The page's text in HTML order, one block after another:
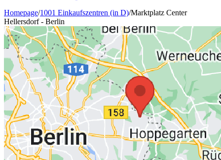
Homepage/1001 Einkaufszentren (in D)/Marktplatz Center
Hellersdorf - Berlin